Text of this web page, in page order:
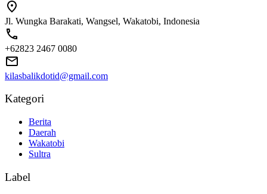
Jl. Wungka Barakati, Wangsel, Wakatobi, Indonesia
+62823 2467 0080
kilasbalikdotid@gmail.com
Kategori
Berita
Daerah
Wakatobi
Sultra
Label